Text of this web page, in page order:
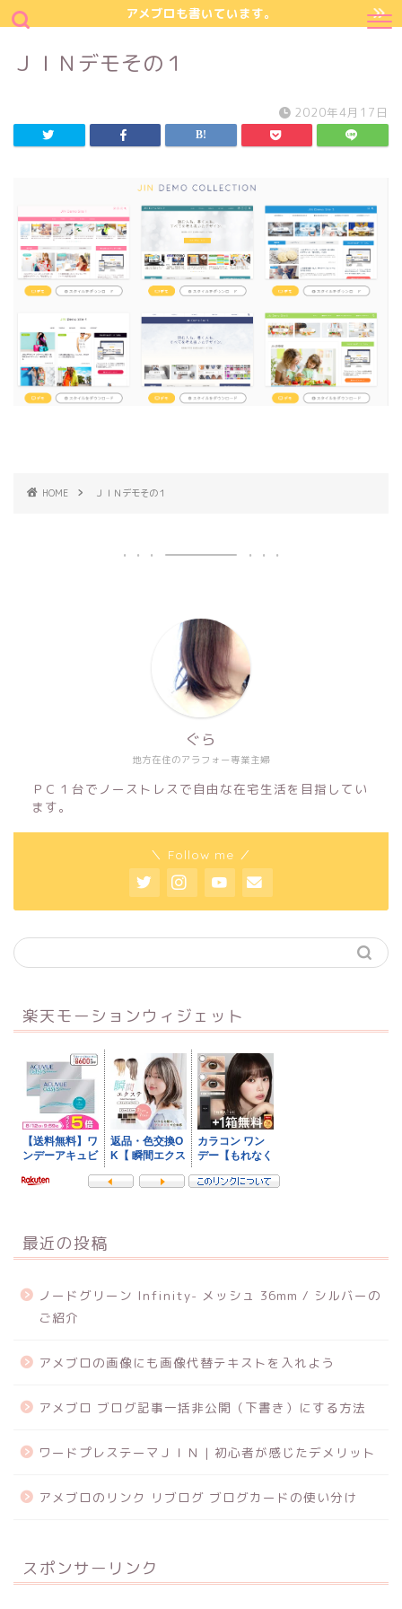
アメブロも書いています。
ＪＩＮデモその１
2020年4月17日
HOME ＪＩＮデモその１
地方在住のアラフォー専業主婦
ぐら
ＰＣ１台でノーストレスで自由な在宅生活を目指してい
ます。
＼ Follow me ／
楽天モーションウィジェット
最近の投稿
ノードグリーン Infinity- メッシュ 36mm / シルバーの
ご紹介
アメブロの画像にも画像代替テキストを入れよう
アメブロ ブログ記事一括非公開（下書き）にする方法
ワードプレステーマＪＩＮ | 初心者が感じたデメリット
アメブロのリンク リブログ ブログカードの使い分け
スポンサーリンク